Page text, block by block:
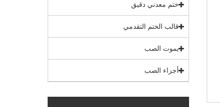
ختم معدني دقيق
قالب الختم التقدمي
يموت الصب
أجزاء الصب